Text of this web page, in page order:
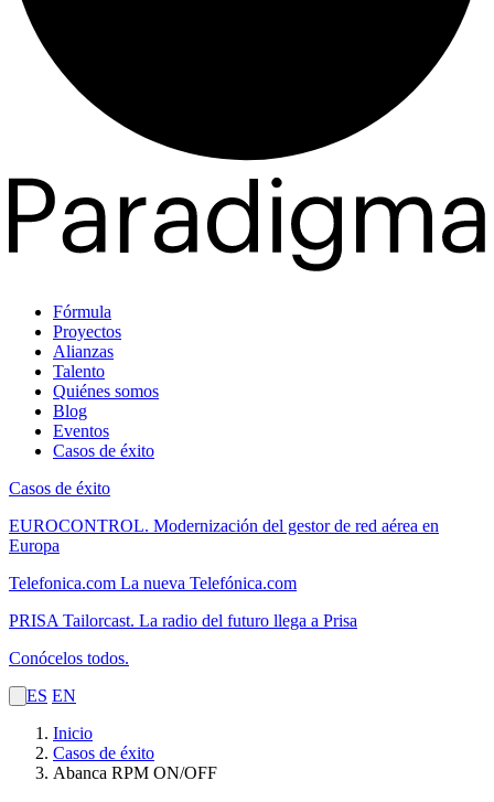
Fórmula
Proyectos
Alianzas
Talento
Quiénes somos
Blog
Eventos
Casos de éxito
Casos de éxito
EUROCONTROL. Modernización del gestor de red aérea en
Europa
Telefonica.com La nueva Telefónica.com
PRISA Tailorcast. La radio del futuro llega a Prisa
Conócelos todos.
ES EN
Inicio
Casos de éxito
Abanca RPM ON/OFF